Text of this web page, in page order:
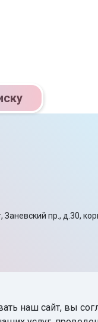
Заневский пр., д.30,
наш сайт, вы